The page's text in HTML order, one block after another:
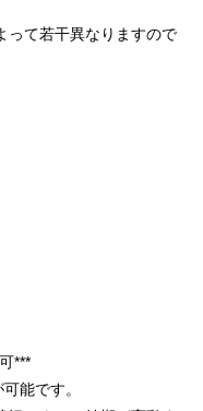
って若干異なりますので
***
能です。